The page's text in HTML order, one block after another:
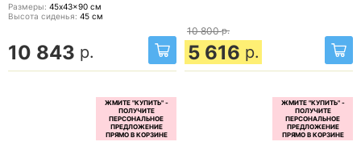
Размеры: 45x43x90 см
Высота сиденья: 45 см
10 843 р.
10 800 р.
5 616 р.